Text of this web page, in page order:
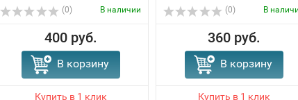
(0) В наличии
400 руб.
В корзину
(0) В
360 руб.
В корзину